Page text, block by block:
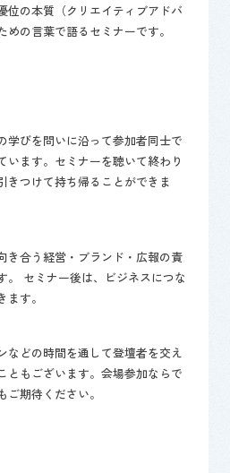
位の本質（クリエイティブアドバ
の言葉で語るセミナーです。
学びを問いに沿って参加者同士で
います。セミナーを聴いて終わり
きつけて持ち帰ることができま
き合う経営・ブランド・広報の責
。 セミナー後は、ビジネスにつな
す。
などの時間を通して登壇者を交え
ともございます。会場参加ならで
期待ください。